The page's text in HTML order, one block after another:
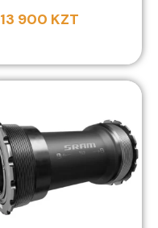
13 900 KZT